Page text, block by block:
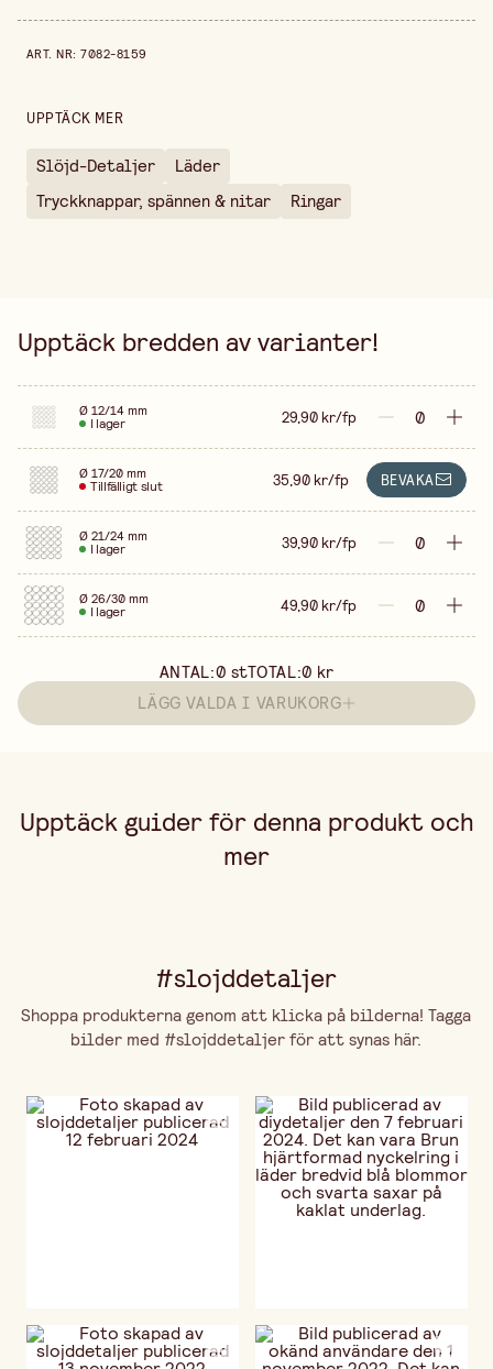
Förpackningsmängd
ART. NR:7082-8159
UPPTÄCK MER
Slöjd-Detaljer
Läder
Tryckknappar, spännen & nitar
Ringar
Upptäck bredden av varianter!
Ø 12/14 mm
I lager 29,90 kr/fp
Ø 17/20 mm
Tillfälligt slut 35,90 kr/fp BEVAKA
Ø 21/24 mm
I lager 39,90 kr/fp
Ø 26/30 mm
I lager 49,90 kr/fp
ANTAL:0 stTOTAL:0 kr
LÄGG VALDA I VARUKORG
Upptäck guider för denna produkt och
mer
#slojddetaljer
Shoppa produkterna genom att klicka på bilderna! Tagga
bilder med #slojddetaljer för att synas här.